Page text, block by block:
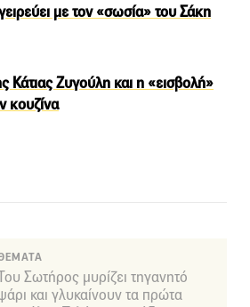
με τον «σωσία» του Σάκη
Κάτιας Ζυγούλη και η «εισβολή»
κουζίνα
Σωτήρος μυρίζει τηγανητό
και γλυκαίνουν τα πρώτα